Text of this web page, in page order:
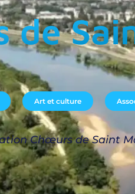
de
Art et culture
Chœurs de Saint